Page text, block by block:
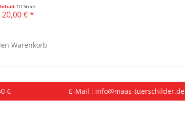
Inhalt 10 Stück
20,00 € *
Warenkorb
€ E-Mail : info@maas-tuerschilder.de